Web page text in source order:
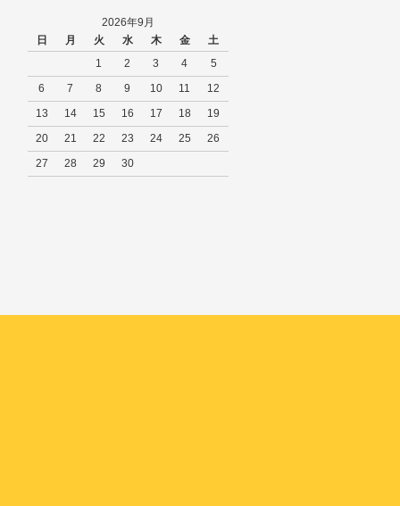
2026年9月
日
月 火 水 木 金
土
1
2 3 4
5
6
7 8 9 10 11
12
13
14 15 16 17 18
19
20
21 22 23 24 25
26
27
28 29 30